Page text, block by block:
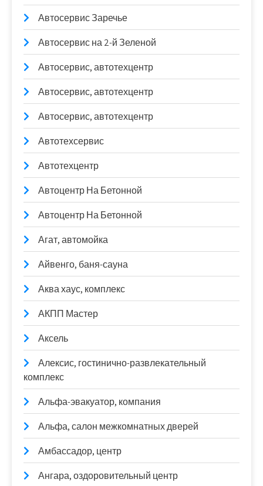
Автосервис Заречье
Автосервис на 2-й Зеленой
Автосервис, автотехцентр
Автосервис, автотехцентр
Автосервис, автотехцентр
Автотехсервис
Автотехцентр
Автоцентр На Бетонной
Автоцентр На Бетонной
Агат, автомойка
Айвенго, баня-сауна
Аква хаус, комплекс
АКПП Мастер
Аксель
Алексис, гостинично-развлекательный
комплекс
Альфа-эвакуатор, компания
Альфа, салон межкомнатных дверей
Амбассадор, центр
Ангара, оздоровительный центр